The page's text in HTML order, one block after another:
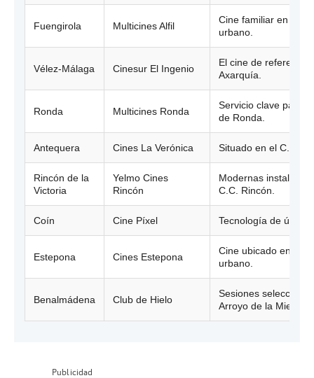
Fuengirola Multicines Alfil
Cine familiar en el
urbano.
Vélez-Málaga Cinesur El Ingenio
El cine de referencia
Axarquía.
Ronda Multicines Ronda
Servicio clave para
de Ronda.
Antequera Cines La Verónica Situado en el C.C.
Rincón de la
Victoria
Yelmo Cines
Rincón
Modernas
C.C. Rincón.
Coín Cine Píxel Tecnología de última
Estepona Cines Estepona
Cine ubicado en el
urbano.
Benalmádena Club de Hielo
Sesiones
Arroyo de la Miel.
Publicidad